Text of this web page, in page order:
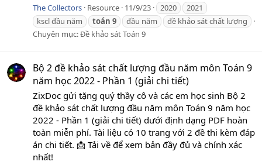
The Collectors Resource 11/9/23 2020
2021
kscl đầu năm
toán 9 đầu năm
đề khảo sát chất lượng
Chuyên mục:Đề khảo sát Toán 9
Bộ 2 đề khảo sát chất lượng đầu năm môn Toán 9
năm học 2022 - Phần 1 (giải chi tiết)
ZixDoc gửi tặng quý thầy cô và các em học sinh Bộ 2
đề khảo sát chất lượng đầu năm môn Toán 9 năm học
2022 - Phần 1 (giải chi tiết) dưới định dạng PDF hoàn
toàn miễn phí. Tài liệu có 10 trang với 2 đề thi kèm đáp
án chi tiết. 📩 Tải về để xem bản đầy đủ và chính xác
nhất!